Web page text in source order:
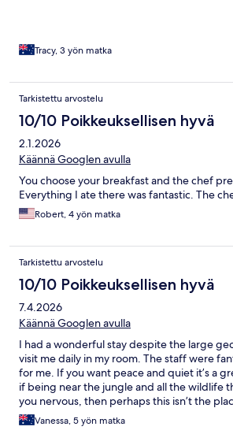
Tracy, 3 yön matka
Tarkistettu arvostelu
10/10 Poikkeuksellisen hyvä
2.1.2026
Käännä Googlen avulla
You choose your breakfast and the chef
Everything I ate there was fantastic. The
Robert, 4 yön matka
Tarkistettu arvostelu
10/10 Poikkeuksellisen hyvä
7.4.2026
Käännä Googlen avulla
I had a wonderful stay despite the large
visit me daily in my room. The staff were
for me. If you want peace and quiet it’s a
if being near the jungle and all the wildlife
you nervous, then perhaps this isn’t the
Vanessa, 5 yön matka